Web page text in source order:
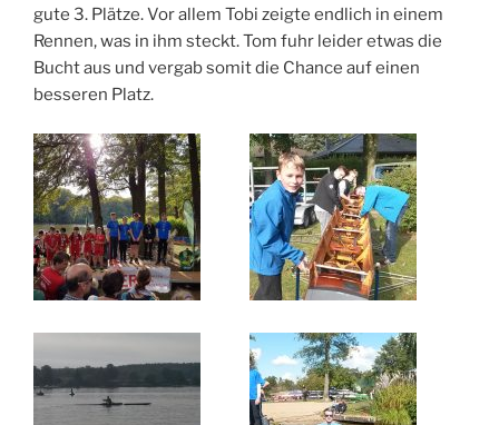
gute 3. Plätze. Vor allem Tobi zeigte endlich in einem
Rennen, was in ihm steckt. Tom fuhr leider etwas die
Bucht aus und vergab somit die Chance auf einen
besseren Platz.